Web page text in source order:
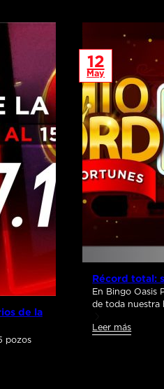
de la
pozos
12
May
Récord total:
En Bingo Oasis
de toda nuestra
Leer más